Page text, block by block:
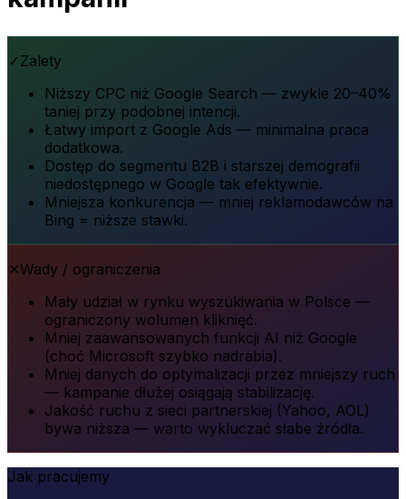
✓Zalety
Niższy CPC niż Google Search — zwykle 20–40%
taniej przy podobnej intencji.
Łatwy import z Google Ads — minimalna praca
dodatkowa.
Dostęp do segmentu B2B i starszej demografii
niedostępnego w Google tak efektywnie.
Mniejsza konkurencja — mniej reklamodawców na
Bing = niższe stawki.
✕Wady / ograniczenia
Mały udział w rynku wyszukiwania w Polsce —
ograniczony wolumen kliknięć.
Mniej zaawansowanych funkcji AI niż Google
(choć Microsoft szybko nadrabia).
Mniej danych do optymalizacji przez mniejszy ruch
— kampanie dłużej osiągają stabilizację.
Jakość ruchu z sieci partnerskiej (Yahoo, AOL)
bywa niższa — warto wykluczać słabe źródła.
Jak pracujemy